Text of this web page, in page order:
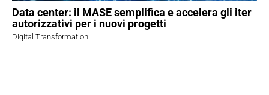
Data center: il MASE semplifica e accelera gli iter
autorizzativi per i nuovi progetti
Digital Transformation